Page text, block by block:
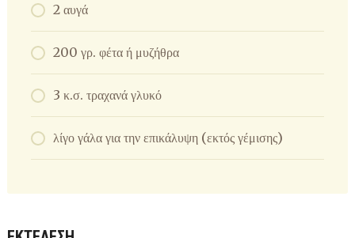
2 αυγά
200 γρ. φέτα ή μυζήθρα
3 κ.σ. τραχανά γλυκό
λίγο γάλα για την επικάλυψη (εκτός γέμισης)